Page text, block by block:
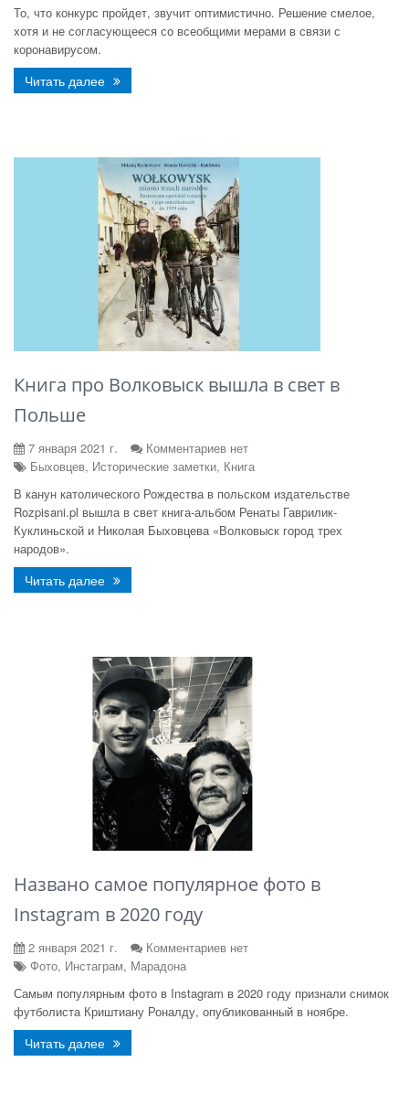
То, что конкурс пройдет, звучит оптимистично. Решение смелое,
хотя и не согласующееся со всеобщими мерами в связи с
коронавирусом.
Читать далее
Книга про Волковыск вышла в свет в
Польше
7 января 2021 г.
Комментариев нет
Быховцев, Исторические заметки, Книга
В канун католического Рождества в польском издательстве
Rozpisani.pl вышла в свет книга-альбом Ренаты Гаврилик-
Куклиньской и Николая Быховцева «Волковыск город трех
народов».
Читать далее
Названо самое популярное фото в
Instagram в 2020 году
2 января 2021 г.
Комментариев нет
Фото, Инстаграм, Марадона
Самым популярным фото в Instagram в 2020 году признали снимок
футболиста Криштиану Роналду, опубликованный в ноябре.
Читать далее